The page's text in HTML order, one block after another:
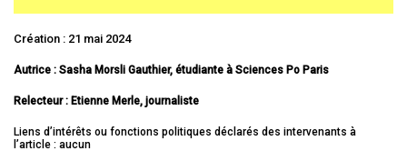
Création : 21 mai 2024
Autrice : Sasha Morsli Gauthier, étudiante à Sciences Po Paris
Relecteur : Etienne Merle, journaliste
Liens d’intérêts ou fonctions politiques déclarés des intervenants à
l’article : aucun